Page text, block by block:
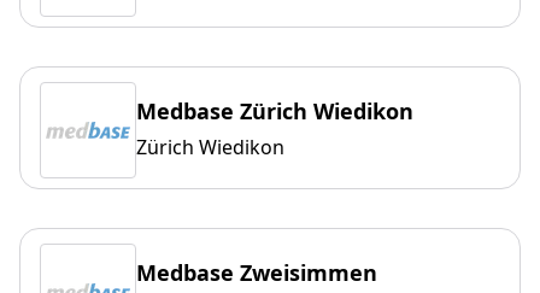
Medbase Zürich Wiedikon
Zürich Wiedikon
Medbase Zweisimmen